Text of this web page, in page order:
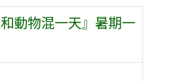
動物混一天』暑期一